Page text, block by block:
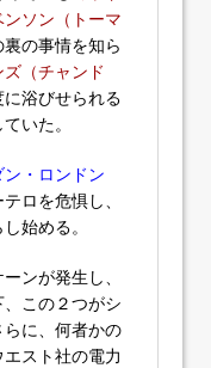
ソン（トーマ
の事情を知ら
（チャンド
浴びせられる
いた。
・ロンドン
ロを危惧し、
始める。
ンが発生し、
この２つがシ
に、何者かの
スト社の電力